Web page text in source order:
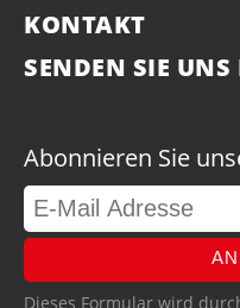
KONTAKT
SENDEN SIE UNS
Abonnieren Sie
Dieses Formular wird